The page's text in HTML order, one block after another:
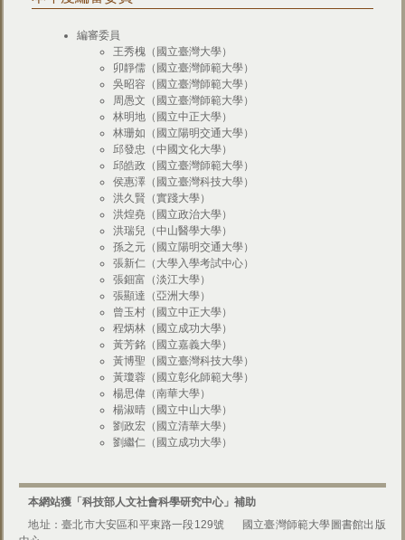
編審委員
王秀槐（國立臺灣大學）
卯靜儒（國立臺灣師範大學）
吳昭容（國立臺灣師範大學）
周愚文（國立臺灣師範大學）
林明地（國立中正大學）
林珊如（國立陽明交通大學）
邱發忠（中國文化大學）
邱皓政（國立臺灣師範大學）
侯惠澤（國立臺灣科技大學）
洪久賢（實踐大學）
洪煌堯（國立政治大學）
洪瑞兒（中山醫學大學）
孫之元（國立陽明交通大學）
張新仁（大學入學考試中心）
張鈿富（淡江大學）
張顯達（亞洲大學）
曾玉村（國立中正大學）
程炳林（國立成功大學）
黃芳銘（國立嘉義大學）
黃博聖（國立臺灣科技大學）
黃瓊蓉（國立彰化師範大學）
楊思偉（南華大學）
楊淑晴（國立中山大學）
劉政宏（國立清華大學）
劉繼仁（國立成功大學）
本網站獲「科技部人文社會科學研究中心」補助
地址：臺北市大安區和平東路一段129號
國立臺灣師範大學圖書館出版